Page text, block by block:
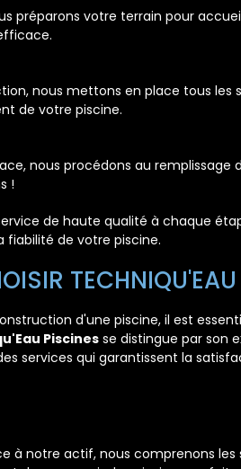
préparons votre terrain pour
nous mettons en place tous les
de votre piscine.
nous procédons au remplissage
!
de haute qualité à chaque
fiabilité de votre piscine.
d'une piscine, il est
Piscinesse distingue par son
services qui garantissent la
à notre actif, nous comprenons